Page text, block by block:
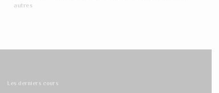
autres
Les derniers cours